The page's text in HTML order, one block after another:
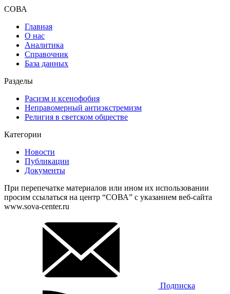
СОВА
Главная
О нас
Аналитика
Справочник
База данных
Разделы
Расизм и ксенофобия
Неправомерный антиэкстремизм
Религия в светском обществе
Категории
Новости
Публикации
Документы
При перепечатке материалов или ином их использовании
просим ссылаться на центр “СОВА” с указанием веб-сайта
www.sova-center.ru
Подписка